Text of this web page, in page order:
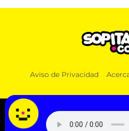
¿Te toca el Examen de
Aviso de Privacidad
© 2026 SOPITAS.COM - MÚSICA, NOTICIAS,
MÁS!.